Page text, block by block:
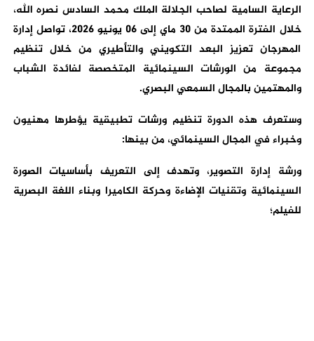
الرعاية السامية لصاحب الجلالة الملك محمد السادس نصره الله،
خلال الفترة الممتدة من 30 ماي إلى 06 يونيو 2026، تواصل إدارة
المهرجان تعزيز البعد التكويني والتأطيري من خلال تنظيم
مجموعة من الورشات السينمائية المتخصصة لفائدة الشباب
والمهتمين بالمجال السمعي البصري.
وستعرف هذه الدورة تنظيم ورشات تطبيقية يؤطرها مهنيون
وخبراء في المجال السينمائي، من بينها:
ورشة إدارة التصوير، وتهدف إلى التعريف بأساسيات الصورة
السينمائية وتقنيات الإضاءة وحركة الكاميرا وبناء اللغة البصرية
للفيلم؛